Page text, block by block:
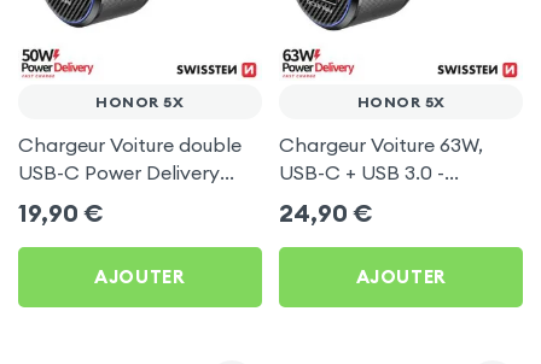
HONOR 5X
Chargeur Voiture double
USB-C Power Delivery
50W - Swissten pour
Honor 5X
19,90 €
AJOUTER
HONOR 5X
Chargeur Voiture 63W,
USB-C + USB 3.0 -
Swissten pour Honor 5X
24,90 €
AJOUTER